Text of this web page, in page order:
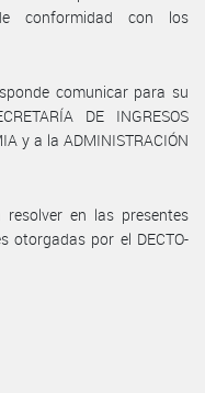
conformidad con los
comunicar para su
DE INGRESOS
y a la ADMINISTRACIÓN
en las presentes
otorgadas por el DECTO-